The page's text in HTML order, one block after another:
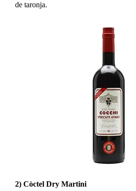
de taronja.
2) Còctel Dry Martini